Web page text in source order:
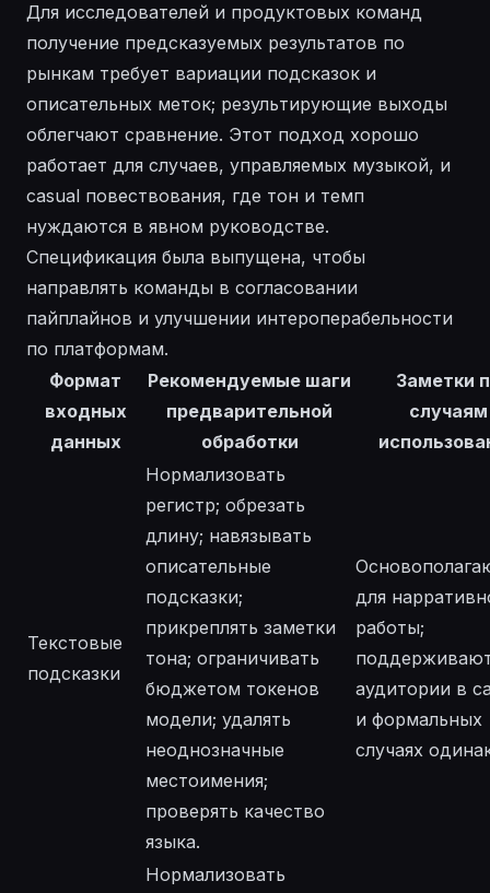
Для исследователей и продуктовых команд
получение предсказуемых результатов по
рынкам требует вариации подсказок и
описательных меток; результирующие выходы
облегчают сравнение. Этот подход хорошо
работает для случаев, управляемых музыкой, и
casual повествования, где тон и темп
нуждаются в явном руководстве.
Спецификация была выпущена, чтобы
направлять команды в согласовании
пайплайнов и улучшении интероперабельности
по платформам.
Формат
входных
данных
Рекомендуемые шаги
предварительной
обработки
Заметки
случаям
Текстовые
подсказки
Нормализовать
регистр; обрезать
длину; навязывать
описательные
подсказки;
прикреплять заметки
тона; ограничивать
бюджетом токенов
модели; удалять
неоднозначные
местоимения;
проверять качество
языка.
для
работы;
аудитории в
и формальных
случаях
Нормализовать